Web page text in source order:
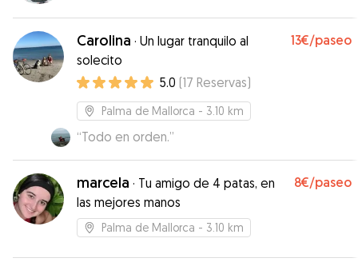
Carolina · Un lugar tranquilo al
solecito
13€/paseo
5.0 (17 Reservas)
Palma de Mallorca - 3.10 km
“Todo en orden.”
marcela · Tu amigo de 4 patas, en
las mejores manos
8€/paseo
Palma de Mallorca - 3.10 km